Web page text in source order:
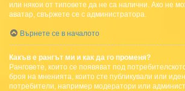
или някои от типовете да не са налични. Ако не
аватар, свържете се с администратора.
Върнете се в началото
Какъв е рангът ми и как да го променя?
Ранговете, които се появяват под
броя на мненията, които сте публикували или
потребители, например модератори или